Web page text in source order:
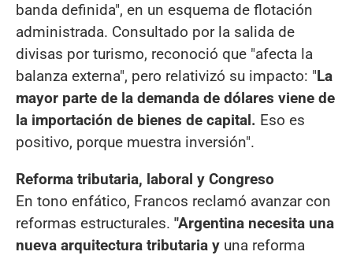
banda definida", en un esquema de flotación
administrada. Consultado por la salida de
divisas por turismo, reconoció que "afecta la
balanza externa", pero relativizó su impacto: "La
mayor parte de la demanda de dólares viene de
la importación de bienes de capital. Eso es
positivo, porque muestra inversión".
Reforma tributaria, laboral y Congreso
En tono enfático, Francos reclamó avanzar con
reformas estructurales. "Argentina necesita una
nueva arquitectura tributaria y una reforma